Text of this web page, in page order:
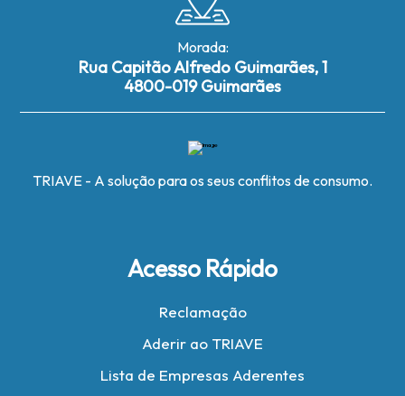
Morada:
Rua Capitão Alfredo Guimarães, 1
4800-019 Guimarães
TRIAVE - A solução para os seus conflitos de consumo.
Acesso Rápido
Reclamação
Aderir ao TRIAVE
Lista de Empresas Aderentes